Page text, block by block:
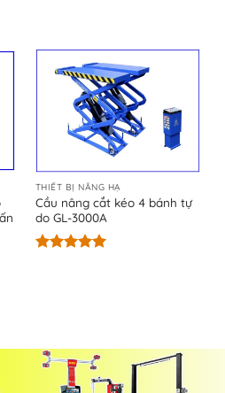
THIẾT BỊ NÂNG HẠ
Cầu nâng cắt kéo 4 bánh tự
do GL-3000A